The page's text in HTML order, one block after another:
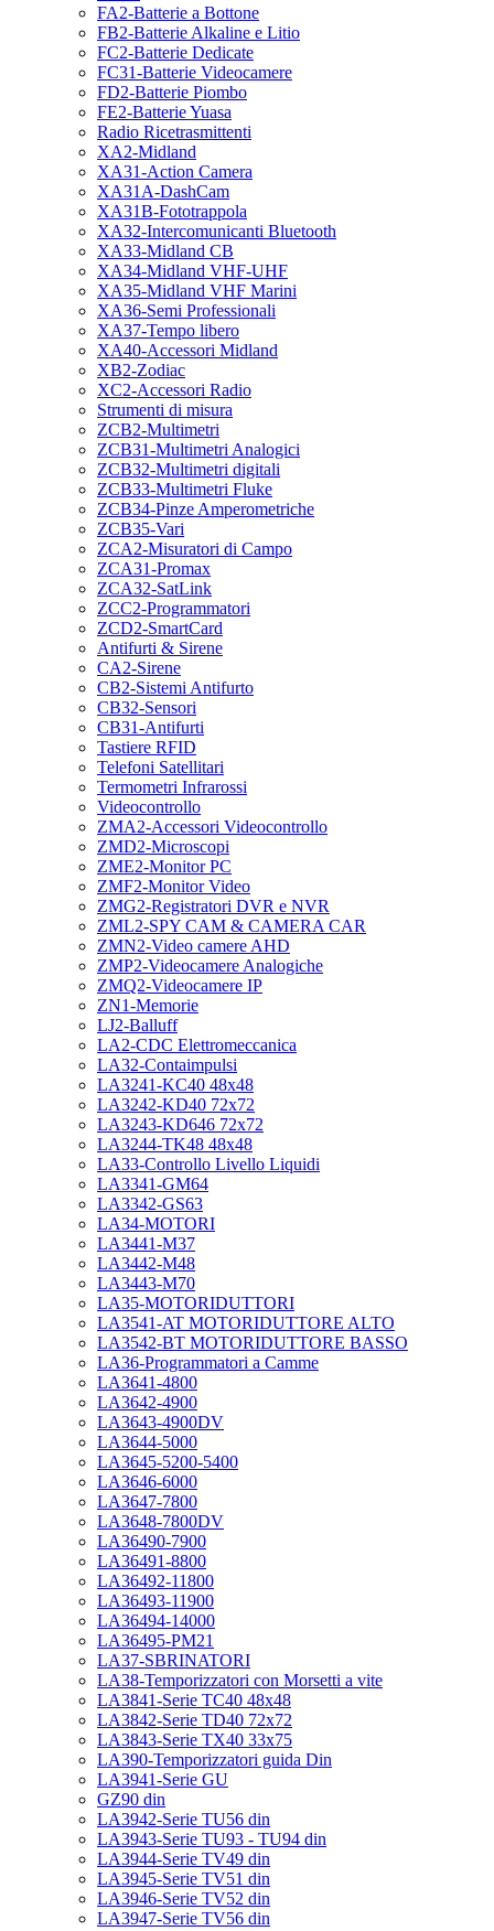
FA2-Batterie a Bottone
FB2-Batterie Alkaline e Litio
FC2-Batterie Dedicate
FC31-Batterie Videocamere
FD2-Batterie Piombo
FE2-Batterie Yuasa
Radio Ricetrasmittenti
XA2-Midland
XA31-Action Camera
XA31A-DashCam
XA31B-Fototrappola
XA32-Intercomunicanti Bluetooth
XA33-Midland CB
XA34-Midland VHF-UHF
XA35-Midland VHF Marini
XA36-Semi Professionali
XA37-Tempo libero
XA40-Accessori Midland
XB2-Zodiac
XC2-Accessori Radio
Strumenti di misura
ZCB2-Multimetri
ZCB31-Multimetri Analogici
ZCB32-Multimetri digitali
ZCB33-Multimetri Fluke
ZCB34-Pinze Amperometriche
ZCB35-Vari
ZCA2-Misuratori di Campo
ZCA31-Promax
ZCA32-SatLink
ZCC2-Programmatori
ZCD2-SmartCard
Antifurti & Sirene
CA2-Sirene
CB2-Sistemi Antifurto
CB32-Sensori
CB31-Antifurti
Tastiere RFID
Telefoni Satellitari
Termometri Infrarossi
Videocontrollo
ZMA2-Accessori Videocontrollo
ZMD2-Microscopi
ZME2-Monitor PC
ZMF2-Monitor Video
ZMG2-Registratori DVR e NVR
ZML2-SPY CAM & CAMERA CAR
ZMN2-Video camere AHD
ZMP2-Videocamere Analogiche
ZMQ2-Videocamere IP
ZN1-Memorie
LJ2-Balluff
LA2-CDC Elettromeccanica
LA32-Contaimpulsi
LA3241-KC40 48x48
LA3242-KD40 72x72
LA3243-KD646 72x72
LA3244-TK48 48x48
LA33-Controllo Livello Liquidi
LA3341-GM64
LA3342-GS63
LA34-MOTORI
LA3441-M37
LA3442-M48
LA3443-M70
LA35-MOTORIDUTTORI
LA3541-AT MOTORIDUTTORE ALTO
LA3542-BT MOTORIDUTTORE BASSO
LA36-Programmatori a Camme
LA3641-4800
LA3642-4900
LA3643-4900DV
LA3644-5000
LA3645-5200-5400
LA3646-6000
LA3647-7800
LA3648-7800DV
LA36490-7900
LA36491-8800
LA36492-11800
LA36493-11900
LA36494-14000
LA36495-PM21
LA37-SBRINATORI
LA38-Temporizzatori con Morsetti a vite
LA3841-Serie TC40 48x48
LA3842-Serie TD40 72x72
LA3843-Serie TX40 33x75
LA390-Temporizzatori guida Din
LA3941-Serie GU
GZ90 din
LA3942-Serie TU56 din
LA3943-Serie TU93 - TU94 din
LA3944-Serie TV49 din
LA3945-Serie TV51 din
LA3946-Serie TV52 din
LA3947-Serie TV56 din